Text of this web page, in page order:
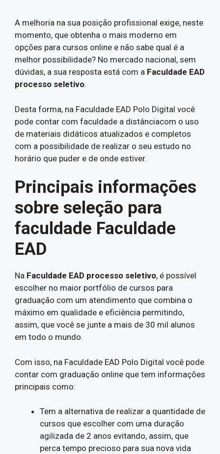
A melhoria na sua posição profissional exige, neste
momento, que obtenha o mais moderno em
opções para cursos online e não sabe qual é a
melhor possibilidade? No mercado nacional, sem
dúvidas, a sua resposta está com a Faculdade EAD
processo seletivo.
Desta forma, na Faculdade EAD Polo Digital você
pode contar com faculdade a distânciacom o uso
de materiais didáticos atualizados e completos
com a possibilidade de realizar o seu estudo no
horário que puder e de onde estiver.
Principais informações
sobre seleção para
faculdade Faculdade
EAD
Na Faculdade EAD processo seletivo, é possível
escolher no maior portfólio de cursos para
graduação com um atendimento que combina o
máximo em qualidade e eficiência permitindo,
assim, que você se junte a mais de 30 mil alunos
em todo o mundo.
Com isso, na Faculdade EAD Polo Digital você pode
contar com graduação online que tem informações
principais como:
Tem a alternativa de realizar a quantidade de
cursos que escolher com uma duração
agilizada de 2 anos evitando, assim, que
perca tempo precioso para sua nova vida